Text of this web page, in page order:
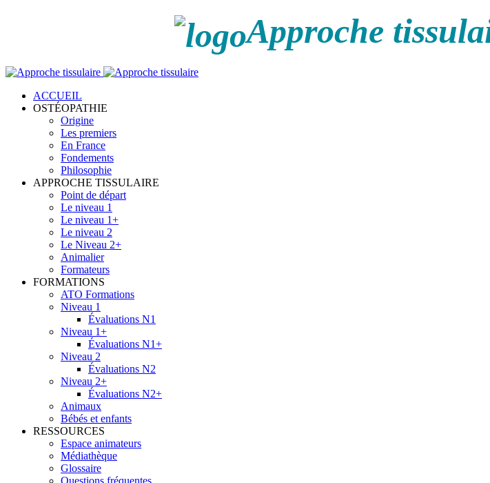
Approche
ACCUEIL
OSTÉOPATHIE
Origine
Les premiers
En France
Fondements
Philosophie
APPROCHE TISSULAIRE
Point de départ
Le niveau 1
Le niveau 1+
Le niveau 2
Le Niveau 2+
Animalier
Formateurs
FORMATIONS
ATO Formations
Niveau 1
Évaluations N1
Niveau 1+
Évaluations N1+
Niveau 2
Évaluations N2
Niveau 2+
Évaluations N2+
Animaux
Bébés et enfants
RESSOURCES
Espace animateurs
Médiathèque
Glossaire
Questions fréquentes